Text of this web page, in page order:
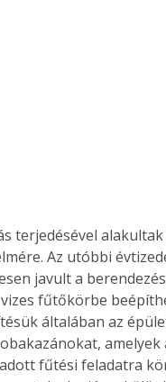
kedvezményes
terjedésével
Az utóbbi
javult a
fűtőkörbe
általában az
fűtési feladatra